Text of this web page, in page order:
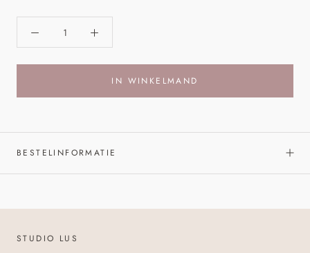
IN WINKELMAND
BESTELINFORMATIE
STUDIO LUS